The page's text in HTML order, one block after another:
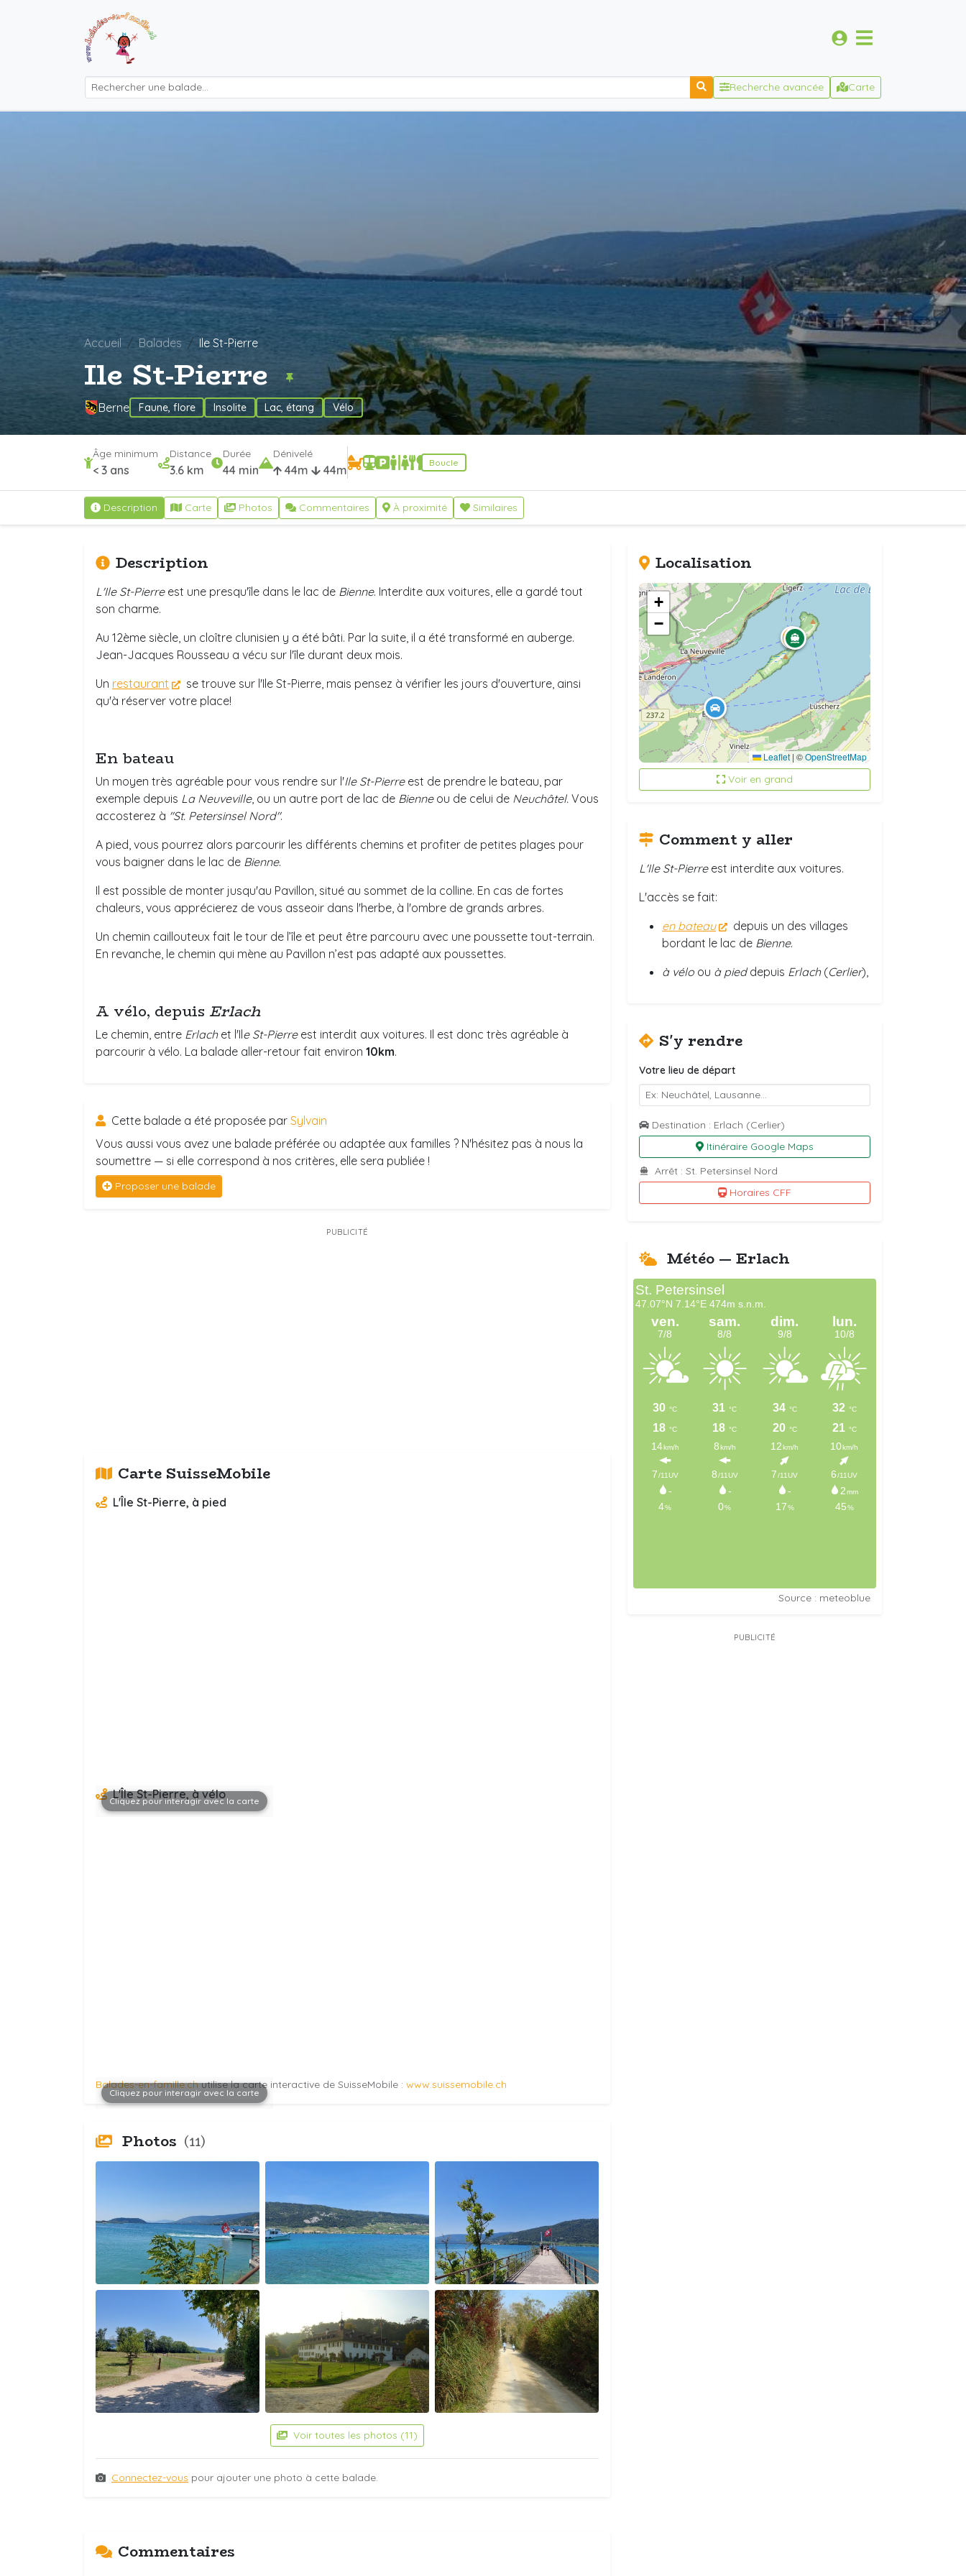
Recherche avancée Carte
Accueil Balades Ile St-Pierre
Ile St-Pierre
Berne Faune, flore Insolite Lac, étang Vélo
Âge minimum
< 3 ans
Distance
3.6 km
Durée
44 min
Dénivelé
44m 44m
Boucle
Description Carte Photos Commentaires À proximité Similaires
Description
L'Ile St-Pierreest une presqu'île dans le lac de Bienne. Interdite aux voitures, elle a gardé tout
son charme.
Au 12ème siècle, un cloître clunisien y a été bâti. Par la suite, il a été transformé en auberge.
Jean-Jacques Rousseau a vécu sur l'île durant deux mois.
Un restaurant
se trouve sur l'Ile St-Pierre, mais pensez à vérifier les jours d'ouverture, ainsi
qu'à réserver votre place!
En bateau
Un moyen très agréable pour vous rendre sur l'Ile St-Pierreest de prendre le bateau, par
exemple depuis La Neuveville, ou un autre port de lac de Bienneou de celui de Neuchâtel. Vous
accosterez à "St. Petersinsel Nord".
A pied, vous pourrez alors parcourir les différents chemins et profiter de petites plages pour
vous baigner dans le lac de Bienne.
Il est possible de monter jusqu'au Pavillon, situé au sommet de la colline. En cas de fortes
chaleurs, vous apprécierez de vous asseoir dans l'herbe, à l'ombre de grands arbres.
Un chemin caillouteux fait le tour de l’île et peut être parcouru avec une poussette tout-terrain.
En revanche, le chemin qui mène au Pavillon n’est pas adapté aux poussettes.
A vélo, depuis Erlach
Le chemin, entre Erlachet l'Ile St-Pierreest interdit aux voitures. Il est donc très agréable à
parcourir à vélo. La balade aller-retour fait environ 10km.
Cette balade a été proposée par Sylvain
Vous aussi vous avez une balade préférée ou adaptée aux familles ? N'hésitez pas à nous la
soumettre — si elle correspond à nos critères, elle sera publiée !
Proposer une balade
PUBLICITÉ
Carte SuisseMobile
L'Île St-Pierre, à pied
Cliquez pour interagir avec la carte
L'Île St-Pierre, à vélo
Cliquez pour interagir avec la carte
Balades-en-famille.chutilise la carte interactive de SuisseMobile : www.suissemobile.ch
Photos (11)
Voir toutes les photos (11)
Connectez-vous pour ajouter une photo à cette balade.
Localisation
+
−
Leaflet | ©OpenStreetMap
Voir en grand
Comment y aller
L'Ile St-Pierreest interdite aux voitures.
L'accès se fait:
en bateau
depuis un des villages
bordant le lac de Bienne.
à vélo ou à pieddepuis Erlach (Cerlier),
S'y rendre
Votre lieu de départ
Destination : Erlach (Cerlier)
Itinéraire Google Maps
Arrêt : St. Petersinsel Nord
Horaires CFF
Météo — Erlach
Source : meteoblue
PUBLICITÉ
Commentaires